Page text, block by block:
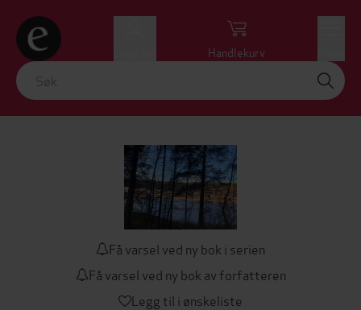
Handlekurv
Få varsel ved ny bok i serien
Få varsel ved ny bok av forfatteren
Legg til i ønskeliste